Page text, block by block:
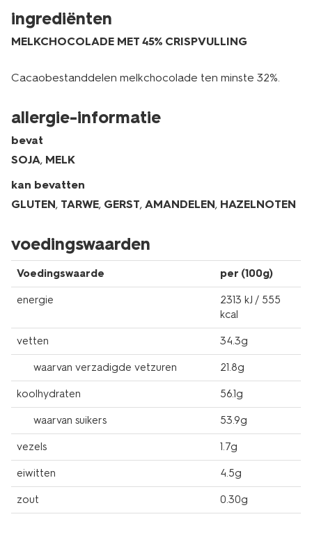
ingrediënten
MELKCHOCOLADE MET 45% CRISPVULLING
Cacaobestanddelen melkchocolade ten minste 32%.
allergie-informatie
bevat
SOJA, MELK
kan bevatten
GLUTEN, TARWE, GERST, AMANDELEN, HAZELNOTEN
voedingswaarden
Voedingswaarde per (100g)
energie
2313 kJ / 555
kcal
vetten 34.3g
waarvan verzadigde vetzuren 21.8g
koolhydraten 56.1g
waarvan suikers 53.9g
vezels 1.7g
eiwitten 4.5g
zout 0.30g